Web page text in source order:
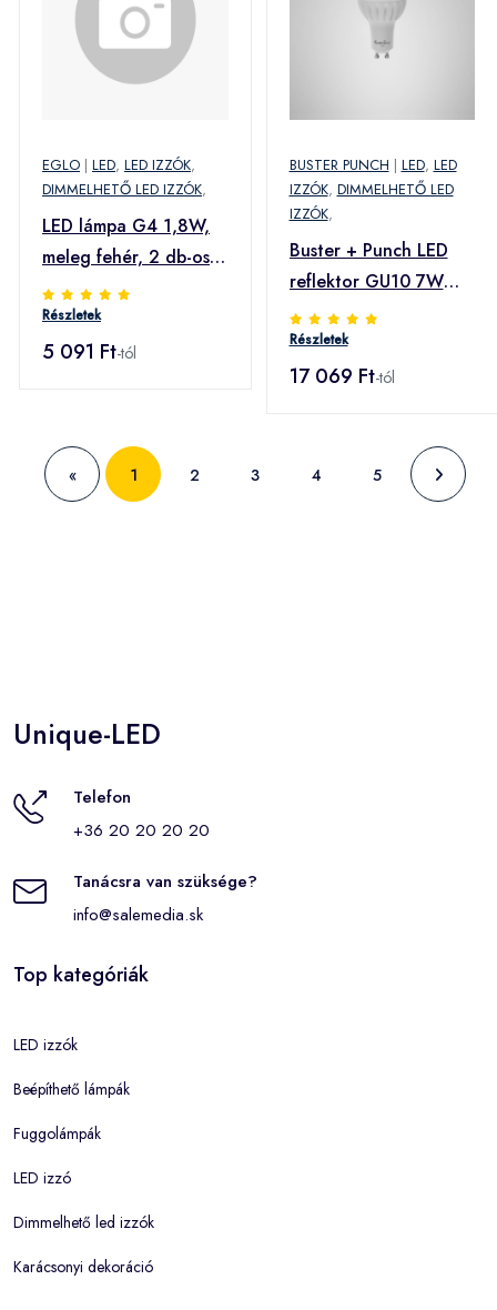
EGLO | LED, LED IZZÓK,
DIMMELHETŐ LED IZZÓK,
LED lámpa G4 1,8W,
meleg fehér, 2 db-os
csomagban
Részletek
5 091 Ft-tól
BUSTER PUNCH | LED, LED
IZZÓK, DIMMELHETŐ LED
IZZÓK,
Buster + Punch LED
reflektor GU10 7W
dim 2700K 3x
Részletek
17 069 Ft-tól
« 1 2 3 4 5
Unique-LED
Telefon
+36 20 20 20 20
Tanácsra van szüksége?
info@salemedia.sk
Top kategóriák
LED izzók
Beépíthető lámpák
Fuggolámpák
LED izzó
Dimmelhető led izzók
Karácsonyi dekoráció